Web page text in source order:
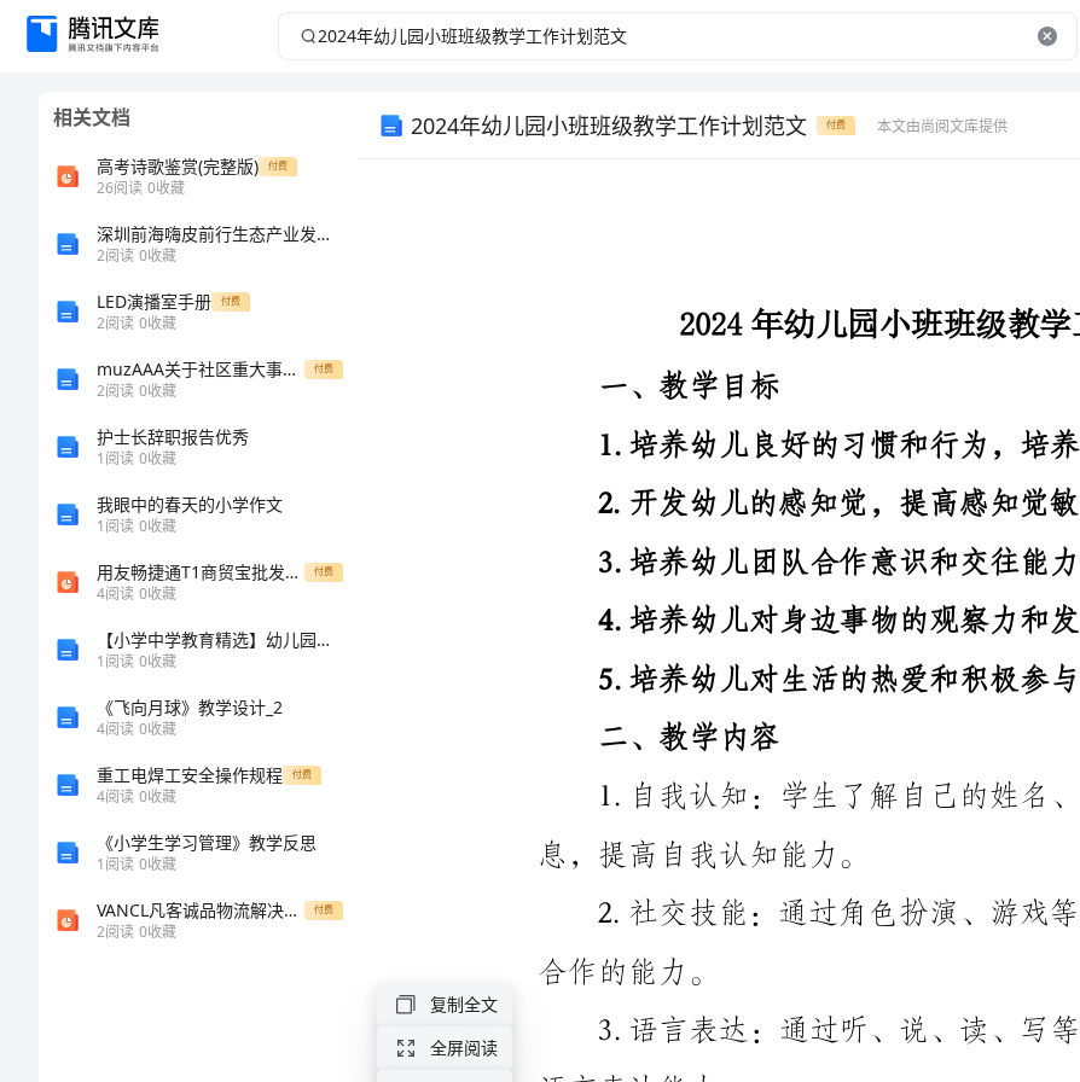
2024
相关文档
高考诗歌鉴赏(完整版) 付费
26阅读 0收藏
深圳前海嗨皮前行生态产业发展有限公司介绍企业发展分析报告
2阅读 0收藏
LED演播室手册 付费
2阅读 0收藏
muzAAA关于社区重大事务民主决策实行票决制的实施意见 付费
2阅读 0收藏
护士长辞职报告优秀
1阅读 0收藏
我眼中的春天的小学作文
1阅读 0收藏
用友畅捷通T1商贸宝批发零售版价值亮点 付费
4阅读 0收藏
【小学中学教育精选】幼儿园大班班主任工作计划
1阅读 0收藏
《飞向月球》教学设计_2
4阅读 0收藏
重工电焊工安全操作规程 付费
4阅读 0收藏
《小学生学习管理》教学反思
1阅读 0收藏
VANCL凡客诚品物流解决方案 付费
2阅读 0收藏
2024年幼儿园小班班级教学工作计划范文 付费 本文由尚阅文库提供
本的数量概念。
3.培养幼儿团队合作意识和交往能力。
4.培养幼儿对身边事物的观察力和发现能力。
5.培养幼儿对生活的热爱和积极参与意识。
1.自我认知：学生了解自己的姓名、年龄、家庭等基本信
息，提高自我认知能力。
语言表达能力。
复制全文
全屏阅读